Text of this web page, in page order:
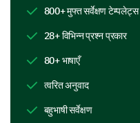
Feature C
Feature D
If you could add or
product, what would
800+ मुफ्त सर्वेक्षण टेम्पलेट्स
28+ विभिन्न प्रश्न प्रकार
80+ भाषाएँ
त्वरित अनुवाद
बहुभाषी सर्वेक्षण